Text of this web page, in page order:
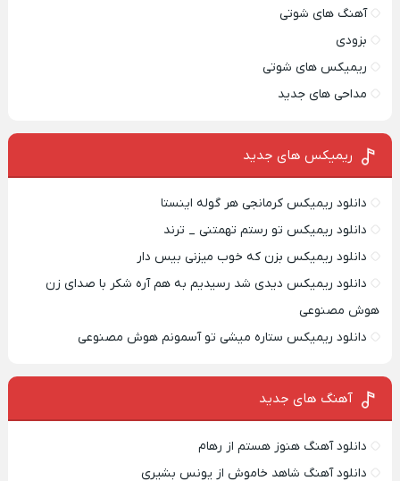
آهنگ های شوتی
بزودی
ریمیکس های شوتی
مداحی های جدید
ریمیکس‌ های جدید
دانلود ریمیکس کرمانجی هر گوله اینستا
دانلود ریمیکس تو رستم تهمتنی _ ترند
دانلود ریمیکس بزن که خوب میزنی بیس دار
دانلود ریمیکس دیدی شد رسیدیم به هم آره شکر با صدای زن
هوش مصنوعی
دانلود ریمیکس ستاره میشی تو آسمونم هوش مصنوعی
آهنگ های جدید
دانلود آهنگ هنوز هستم از رهام
دانلود آهنگ شاهد خاموش از یونس بشیری